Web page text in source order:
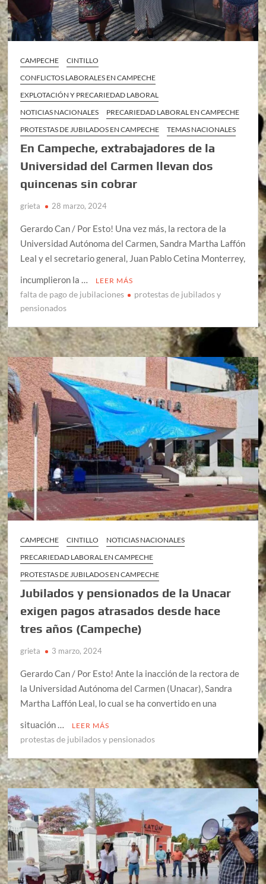
CAMPECHE
CINTILLO
CONFLICTOS LABORALES EN CAMPECHE
EXPLOTACIÓN Y PRECARIEDAD LABORAL
NOTICIAS NACIONALES
PRECARIEDAD LABORAL EN CAMPECHE
PROTESTAS DE JUBILADOS EN CAMPECHE
TEMAS NACIONALES
En Campeche, extrabajadores de la
Universidad del Carmen llevan dos
quincenas sin cobrar
grieta 28 marzo, 2024
Gerardo Can / Por Esto! Una vez más, la rectora de la
Universidad Autónoma del Carmen, Sandra Martha Laffón
Leal y el secretario general, Juan Pablo Cetina Monterrey,
incumplieron la …
LEER MÁS
falta de pago de jubilaciones
protestas de jubilados y
pensionados
CAMPECHE CINTILLO
NOTICIAS NACIONALES
PRECARIEDAD LABORAL EN CAMPECHE
PROTESTAS DE JUBILADOS EN CAMPECHE
Jubilados y pensionados de la Unacar
exigen pagos atrasados desde hace
tres años (Campeche)
grieta 3 marzo, 2024
Gerardo Can / Por Esto! Ante la inacción de la rectora de
la Universidad Autónoma del Carmen (Unacar), Sandra
Martha Laffón Leal, lo cual se ha convertido en una
situación …
LEER MÁS
protestas de jubilados y pensionados